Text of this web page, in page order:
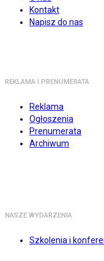
Kontakt
Napisz do nas
REKLAMA I PRENUMERATA
Reklama
Ogłoszenia
Prenumerata
Archiwum
NASZE WYDARZENIA
Szkolenia i